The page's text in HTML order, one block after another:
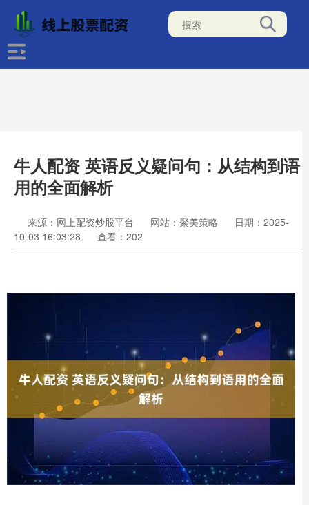
牛人配资 英语反义疑问句：从结构到语
用的全面解析
来源：网上配资炒股平台 网站：聚美策略
日期：2025-
10-03 16:03:28
查看：202